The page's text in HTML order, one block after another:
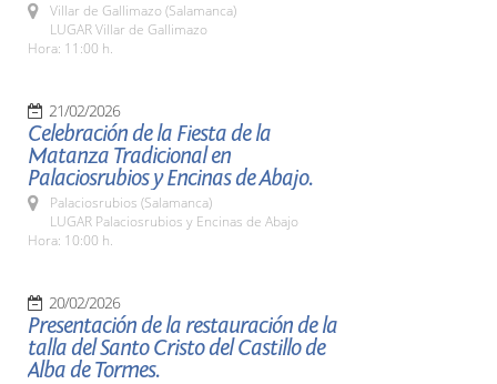
Villar de Gallimazo (Salamanca)
LUGAR Villar de Gallimazo
Hora: 11:00 h.
21/02/2026
Celebración de la Fiesta de la
Matanza Tradicional en
Palaciosrubios y Encinas de Abajo.
Palaciosrubios (Salamanca)
LUGAR Palaciosrubios y Encinas de Abajo
Hora: 10:00 h.
20/02/2026
Presentación de la restauración de la
talla del Santo Cristo del Castillo de
Alba de Tormes.